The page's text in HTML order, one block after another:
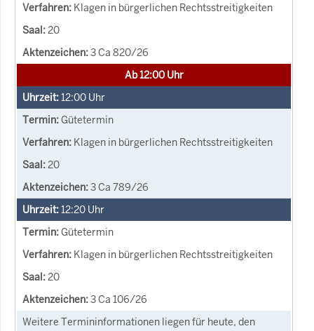
Klagen in bürgerlichen Rechtsstreitigkeiten
20
3 Ca 820/26
Ab 12:00 Uhr
12:00 Uhr
Gütetermin
Klagen in bürgerlichen Rechtsstreitigkeiten
20
3 Ca 789/26
12:20 Uhr
Gütetermin
Klagen in bürgerlichen Rechtsstreitigkeiten
20
3 Ca 106/26
Weitere Termininformationen liegen für heute, den